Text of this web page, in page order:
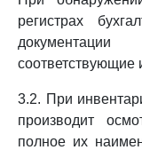
регистрах
соответствующие
3.2. При
производит
полное их